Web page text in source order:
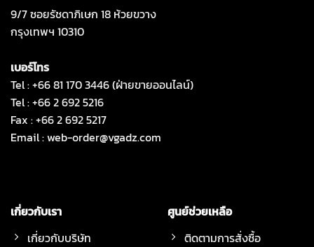
9/7 ซอยรัชดาภิเษก 18 ห้วยขวาง
กรุงเทพฯ 10310
เบอร์โทร
Tel : +66 81 170 3446 (ฝ่ายขายออนไลน์)
Tel : +66 2 692 5216
Fax : +66 2 692 5217
Email :web-order@vgadz.com
เกี่ยวกับเรา
เกี่ยวกับบริษัท
ศูนย์ช่วยเหลือ
ติดตามการสั่งซื้อ